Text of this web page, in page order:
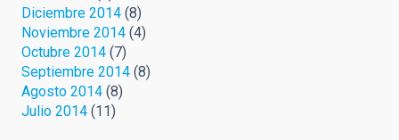
Diciembre 2014 (8)
Noviembre 2014 (4)
Octubre 2014 (7)
Septiembre 2014 (8)
Agosto 2014 (8)
Julio 2014 (11)